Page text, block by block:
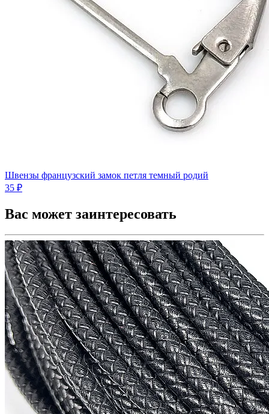
Швензы французский замок петля темный родий
35 ₽
Вас может заинтересовать